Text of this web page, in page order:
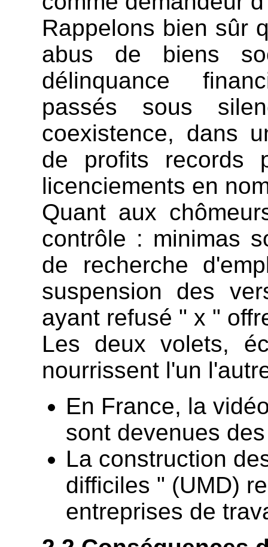
Rappelons bien sûr
abus de biens
délinquance
passés sous
coexistence, dans
de profits records
licenciements en
Quant aux
contrôle : minimas
de recherche
suspension des
ayant refusé " x "
Les deux volets,
nourrissent l'un
En France, la
sont devenues
La construction
difficiles " (UMD)
entreprises de